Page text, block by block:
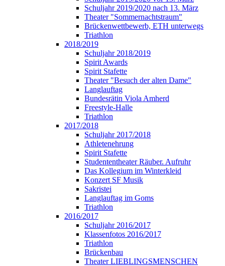
Schuljahr 2019/2020 nach 13. März
Theater "Sommernachtstraum"
Brückenwettbewerb, ETH unterwegs
Triathlon
2018/2019
Schuljahr 2018/2019
Spirit Awards
Spirit Stafette
Theater "Besuch der alten Dame"
Langlauftag
Bundesrätin Viola Amherd
Freestyle-Halle
Triathlon
2017/2018
Schuljahr 2017/2018
Athletenehrung
Spirit Stafette
Studententheater Räuber. Aufruhr
Das Kollegium im Winterkleid
Konzert SF Musik
Sakristei
Langlauftag im Goms
Triathlon
2016/2017
Schuljahr 2016/2017
Klassenfotos 2016/2017
Triathlon
Brückenbau
Theater LIEBLINGSMENSCHEN